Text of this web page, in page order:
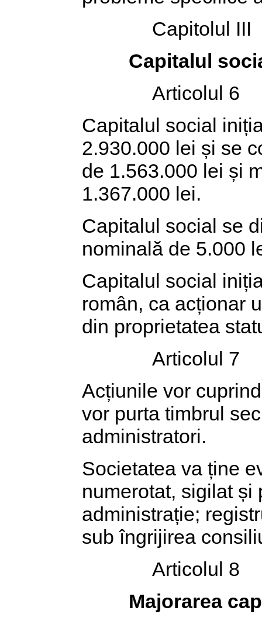
Capitolul III
Capitalul
Articolul 6
Capitalul social
2.930.000 lei și se
de 1.563.000 lei și
1.367.000 lei.
Capitalul social se
nominală de 5.000
Capitalul social
român, ca acționar
din proprietatea
Articolul 7
Acțiunile vor
vor purta timbrul
administratori.
Societatea va ține
numerotat, sigilat
administrație;
sub îngrijirea
Articolul 8
Majorarea